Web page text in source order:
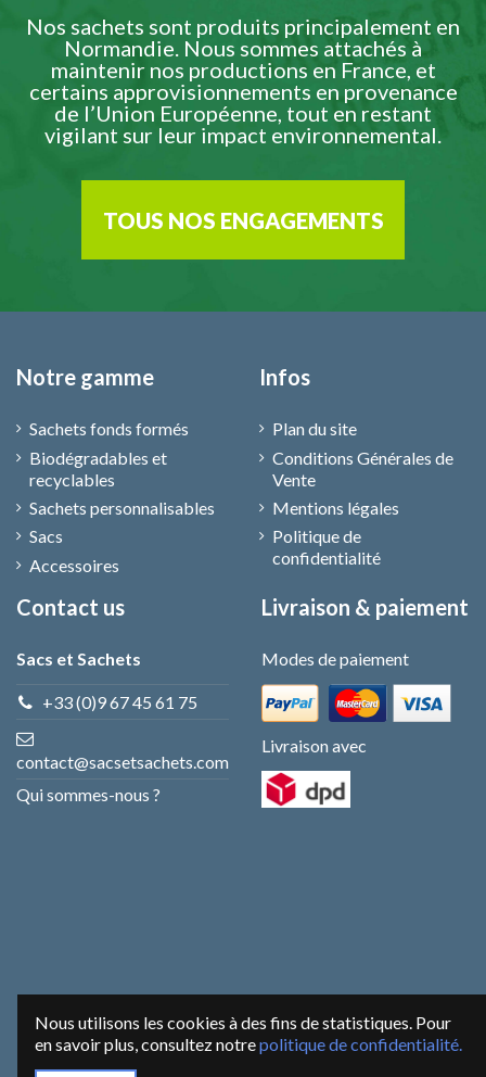
Nos sachets sont produits principalement en
Normandie. Nous sommes attachés à
maintenir nos productions en France, et
certains approvisionnements en provenance
de l’Union Européenne, tout en restant
vigilant sur leur impact environnemental.
TOUS NOS ENGAGEMENTS
Notre gamme
Sachets fonds formés
Biodégradables et
recyclables
Sachets personnalisables
Sacs
Accessoires
Infos
Plan du site
Conditions Générales de
Vente
Mentions légales
Politique de
confidentialité
Contact us
Sacs et Sachets
+33 (0)9 67 45 61 75
contact@sacsetsachets.com
Qui sommes-nous ?
Livraison & paiement
Modes de paiement
Livraison avec
Nous utilisons les cookies à des fins de statistiques. Pour
en savoir plus, consultez notrepolitique de confidentialité.